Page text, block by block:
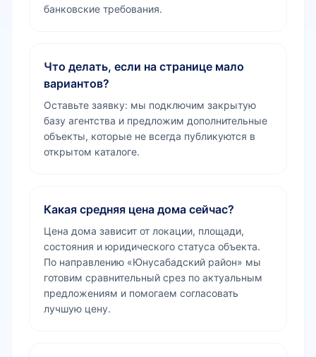
банковские требования.
Что делать, если на странице мало
вариантов?
Оставьте заявку: мы подключим закрытую
базу агентства и предложим дополнительные
объекты, которые не всегда публикуются в
открытом каталоге.
Какая средняя цена дома сейчас?
Цена дома зависит от локации, площади,
состояния и юридического статуса объекта.
По направлению «Юнусабадский район» мы
готовим сравнительный срез по актуальным
предложениям и помогаем согласовать
лучшую цену.